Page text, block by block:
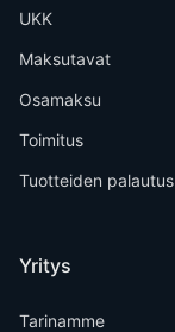
UKK
Maksutavat
Osamaksu
Toimitus
Tuotteiden palautus
Yritys
Tarinamme